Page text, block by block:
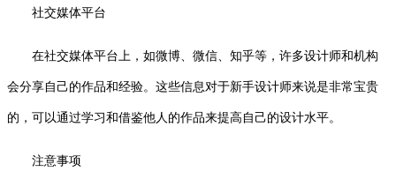
社交媒体平台
在社交媒体平台上，如微博、微信、知乎等，许多设计师和机构
会分享自己的作品和经验。这些信息对于新手设计师来说是非常宝贵
的，可以通过学习和借鉴他人的作品来提高自己的设计水平。
注意事项